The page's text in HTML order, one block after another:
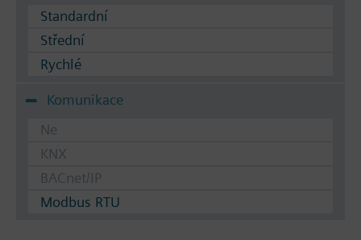
Standardní
Střední
Rychlé
Komunikace
Ne
KNX
BACnet/IP
Modbus RTU